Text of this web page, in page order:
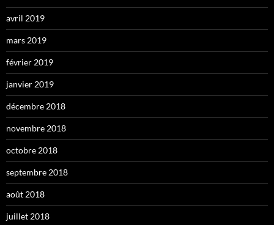
avril 2019
mars 2019
février 2019
janvier 2019
décembre 2018
novembre 2018
octobre 2018
septembre 2018
août 2018
juillet 2018